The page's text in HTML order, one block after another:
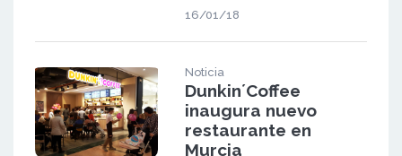
16/01/18
Noticia
Dunkin´Coffee
inaugura nuevo
restaurante en
Murcia